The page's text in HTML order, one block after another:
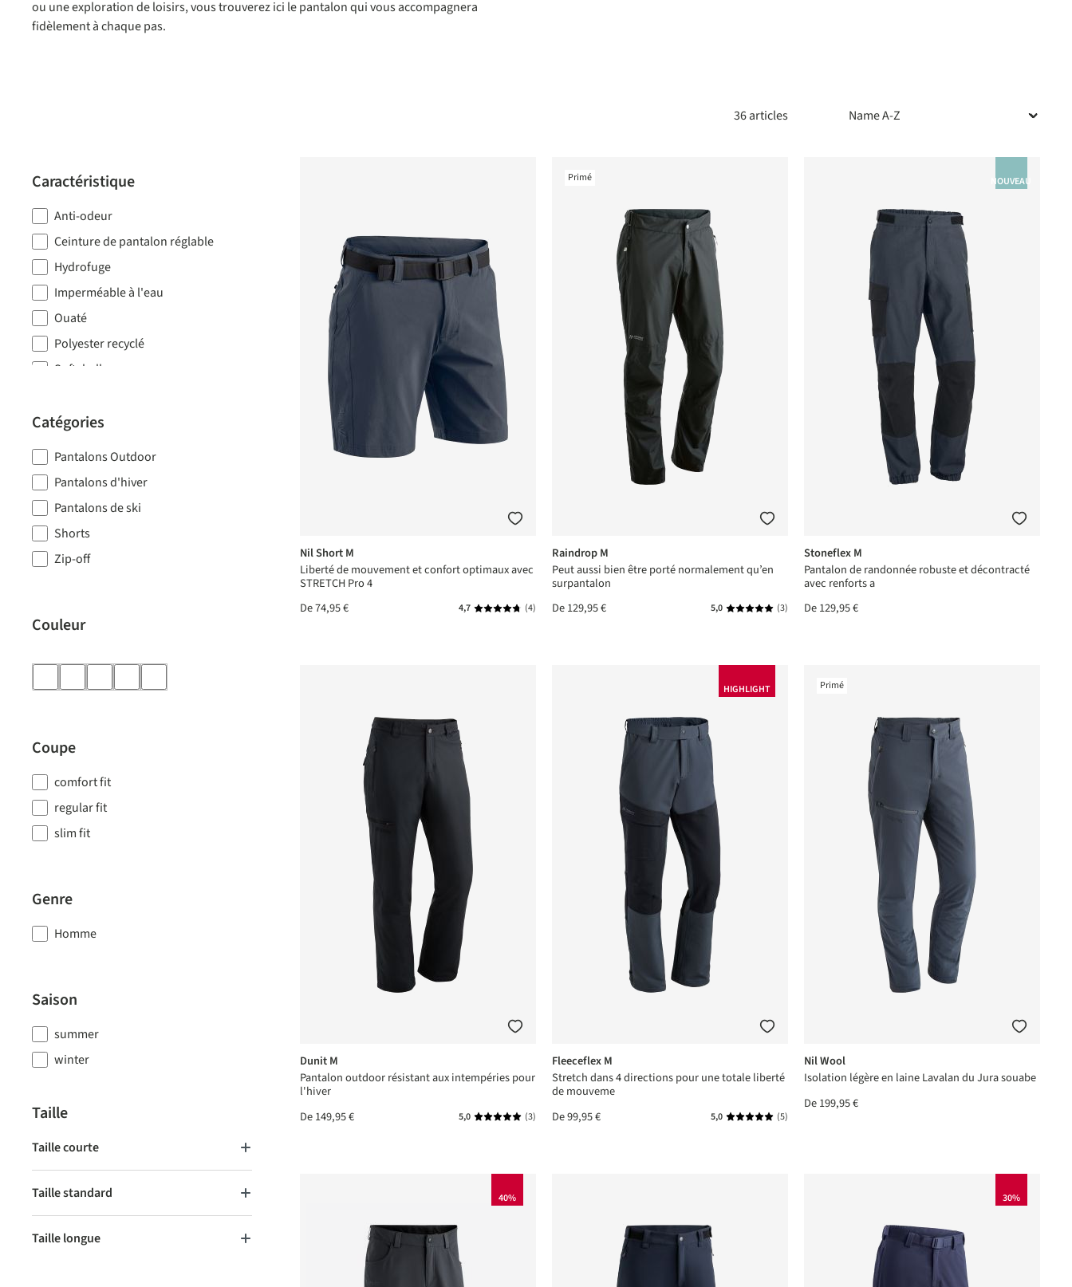
ou une exploration de loisirs, vous trouverez ici le pantalon qui vous accompagnera
fidèlement à chaque pas.
Caractéristique
Anti-odeur
Ceinture de pantalon réglable
Hydrofuge
Imperméable à l'eau
Ouaté
Polyester recyclé
Softshell
Zipp-off
Catégories
Pantalons Outdoor
Pantalons d'hiver
Pantalons de ski
Shorts
Zip-off
Couleur
Coupe
comfort fit
regular fit
slim fit
Genre
Homme
Saison
summer
winter
Taille
Taille courte
Taille standard
Taille longue
36 articles
Nil Short M
Liberté de mouvement et confort optimaux avec
STRETCH Pro 4
De74,95 € 4,7 Note moyenne de 4.6 sur 5 étoiles
(4)
Primé
Raindrop M
Peut aussi bien être porté normalement qu’en
surpantalon
De129,95 € 5,0 Note moyenne de 5 sur 5 étoiles
(3)
NOUVEAU
Stoneflex M
Pantalon de randonnée robuste et décontracté
avec renforts a
De129,95 €
Dunit M
Pantalon outdoor résistant aux intempéries pour
l'hiver
De149,95 € 5,0 Note moyenne de 5 sur 5 étoiles
(3)
HIGHLIGHT
Fleeceflex M
Stretch dans 4 directions pour une totale liberté
de mouveme
De99,95 € 5,0 Note moyenne de 5 sur 5 étoiles
(5)
Primé
Nil Wool
Isolation légère en laine Lavalan du Jura souabe
De199,95 €
40% 30%